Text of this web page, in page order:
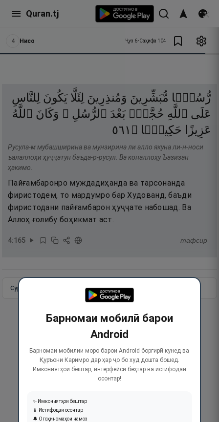
Quran.tj
4 Нисо Ҷуз 6•Саҳифа 104
رُّسُلًۭا مُّبَشِّرِينَ وَمُنذِرِينَ لِئَلَّا يَكُونَ لِلنَّاسِ
عَلَى ٱللَّهِ حُجَّةٌۢ بَعْدَ ٱلرُّسُلِ ۚ وَكَانَ ٱللَّهُ
عَزِيزًا
حَكِيمًۭا ۝ ١٦٥
Русула-м мубашширина ва мунзирина ли алло якуна ли-н-носи
ъалаллоҳи ҳуҷҷатун баъда-р-русул. Ва коналлоҳу Ъазизан
ҳакимо.
Пайғамбаронро муждадиҳанда ва тарсонанда
фиристодем, то мардумро бар Худованд, баъди
фиристодани пайғамбарон ҳуҷҷате набошад. Ва
Аллоҳ ғолибу боҳикмат аст.
4:165 тафсир
Сураи пурра Идома додан
Барномаи мобилӣ барои
Android
Барномаи мобилии моро барои Android боргирӣ кунед ва
Қуръони Каримро дар ҳар ҷо бо худ дошта бошед.
Имкониятҳои бештар, интерфейси беҳтар ва истифодаи
осонтар!
✨ Имкониятҳои бештар
📱 Истифодаи осонтар
🔔 Огоҳиномаҳои намоз